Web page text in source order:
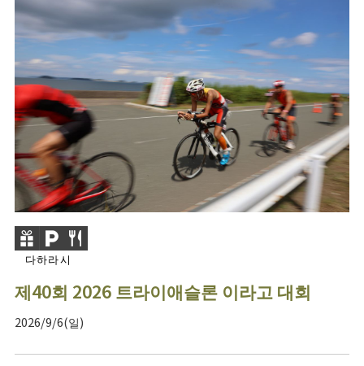
다하라시
제40회 2026 트라이애슬론 이라고 대회
2026/9/6(일)